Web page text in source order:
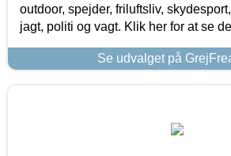
outdoor, spejder, friluftsliv,
jagt, politi og vagt. Klik her for at se
Se udvalget på